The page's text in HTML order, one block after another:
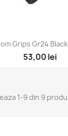
Vizualizare
Grips Gr24
53,00 lei
1-9 din 9